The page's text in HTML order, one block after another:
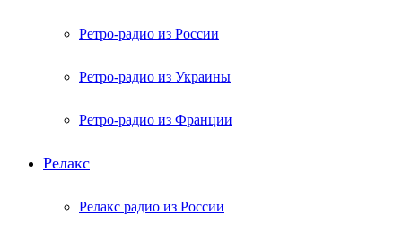
Ретро-радио из России
Ретро-радио из Украины
Ретро-радио из Франции
Релакс
Релакс радио из России